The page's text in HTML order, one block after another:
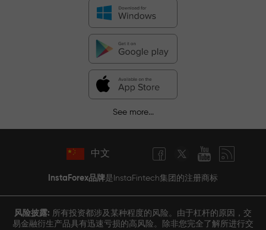
See more...
中文
InstaForex品牌是InstaFintech集团的注册商标
风险披露: 所有投资都涉及某种程度的风险。由于杠杆的原因，交
易金融衍生产品具有迅速亏损的高风险。除非您完全了解所进行交